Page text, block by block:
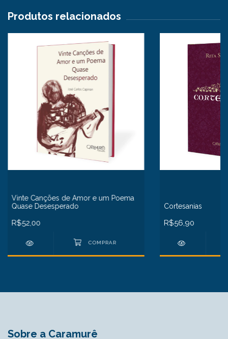
Produtos relacionados
Vinte Canções de Amor e um Poema
Quase Desesperado
R$52,00
Cortesanias
R$56,90
Sobre a Caramurê